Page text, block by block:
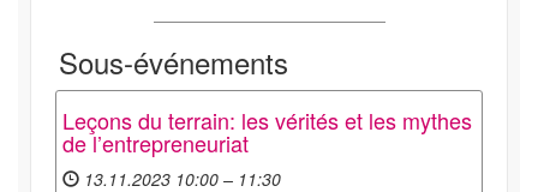
Sous-événements
Leçons du terrain: les vérités et les mythes
de l’entrepreneuriat
13.11.2023 10:00 – 11:30